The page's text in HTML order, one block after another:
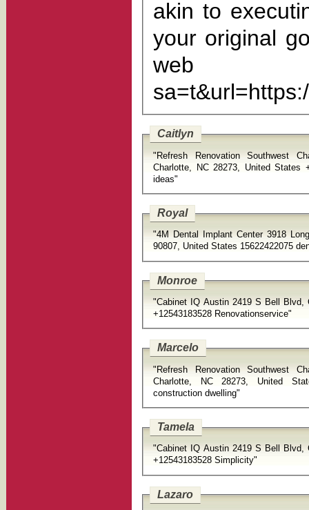
akin to executing
your original goals! free Gmap scraper _ Gmaps data
web
Caitlyn
"Refresh Renovation Southwest
Charlotte, NC 28273, United States
ideas"
Royal
"4M Dental Implant Center 3918
90807, United States 15622422075
Monroe
"Cabinet IQ Austin 2419 S Bell Blvd, Cedar Park, TX
+12543183528 Renovationservice"
Marcelo
"Refresh Renovation Southwest
Charlotte, NC 28273, United
construction dwelling"
Tamela
"Cabinet IQ Austin 2419 S Bell Blvd, Cedar Park, TX
+12543183528 Simplicity"
Lazaro